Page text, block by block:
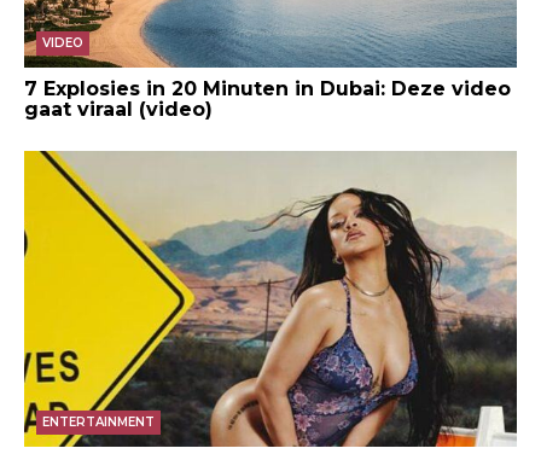
VIDEO
7 Explosies in 20 Minuten in Dubai: Deze video
gaat viraal (video)
ENTERTAINMENT